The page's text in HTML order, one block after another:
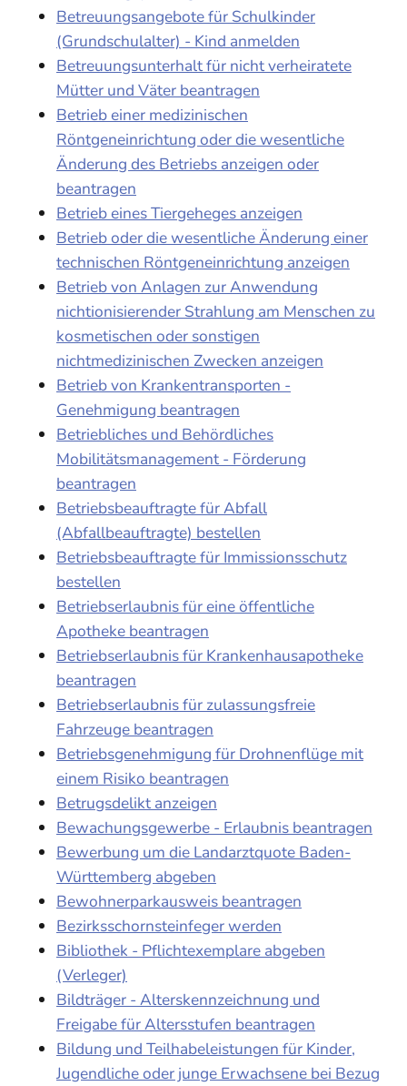
Betreuungsangebote für Schulkinder
(Grundschulalter) - Kind anmelden
Betreuungsunterhalt für nicht verheiratete
Mütter und Väter beantragen
Betrieb einer medizinischen
Röntgeneinrichtung oder die wesentliche
Änderung des Betriebs anzeigen oder
beantragen
Betrieb eines Tiergeheges anzeigen
Betrieb oder die wesentliche Änderung einer
technischen Röntgeneinrichtung anzeigen
Betrieb von Anlagen zur Anwendung
nichtionisierender Strahlung am Menschen zu
kosmetischen oder sonstigen
nichtmedizinischen Zwecken anzeigen
Betrieb von Krankentransporten -
Genehmigung beantragen
Betriebliches und Behördliches
Mobilitätsmanagement - Förderung
beantragen
Betriebsbeauftragte für Abfall
(Abfallbeauftragte) bestellen
Betriebsbeauftragte für Immissionsschutz
bestellen
Betriebserlaubnis für eine öffentliche
Apotheke beantragen
Betriebserlaubnis für Krankenhausapotheke
beantragen
Betriebserlaubnis für zulassungsfreie
Fahrzeuge beantragen
Betriebsgenehmigung für Drohnenflüge mit
einem Risiko beantragen
Betrugsdelikt anzeigen
Bewachungsgewerbe - Erlaubnis beantragen
Bewerbung um die Landarztquote Baden-
Württemberg abgeben
Bewohnerparkausweis beantragen
Bezirksschornsteinfeger werden
Bibliothek - Pflichtexemplare abgeben
(Verleger)
Bildträger - Alterskennzeichnung und
Freigabe für Altersstufen beantragen
Bildung und Teilhabeleistungen für Kinder,
Jugendliche oder junge Erwachsene bei Bezug